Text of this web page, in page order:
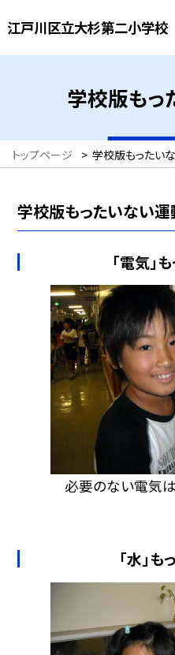
江戸川区立大杉第二小学校
学校版もっ
トップページ > 学校版もったい
学校版もったいない運
「電気」
必要のない電気
「水」も